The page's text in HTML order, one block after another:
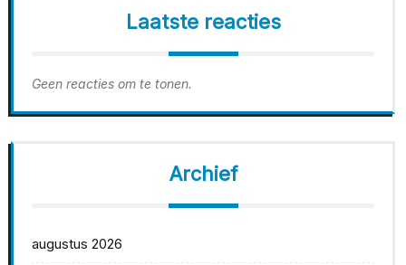
Laatste reacties
Geen reacties om te tonen.
Archief
augustus 2026